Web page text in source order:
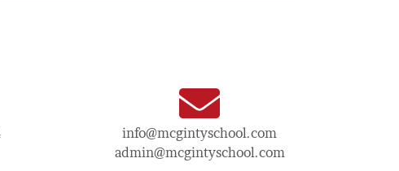
info@mcgintyschool.com
admin@mcgintyschool.com